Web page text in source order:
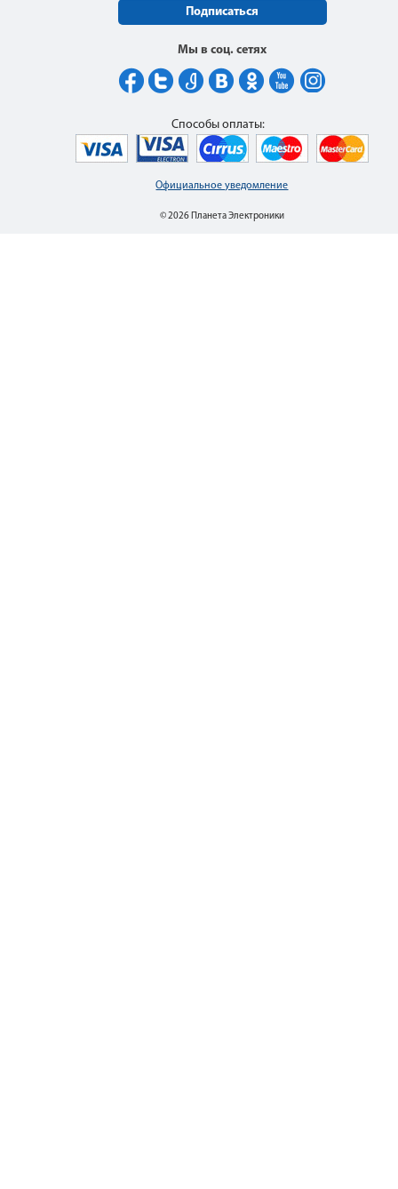
Подписаться
Мы в соц. сетях
Официальное уведомление
© 2026 Планета Электроники
Способы оплаты: